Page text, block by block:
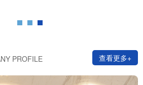
PROFILE 查看更多+